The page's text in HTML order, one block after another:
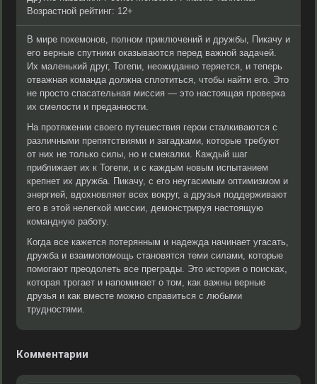
Возрастной рейтинг: 12+
В мире покемонов, полном приключений и дружбы, Пикачу и
его верные спутники оказываются перед важной задачей.
Их маленький друг, Тогепи, неожиданно теряется, и теперь
отважная команда должна сплотиться, чтобы найти его. Это
не просто спасательная миссия — это настоящая проверка
их смелости и преданности.
На протяжении своего путешествия герои сталкиваются с
различными препятствиями и загадками, которые требуют
от них не только силы, но и смекалки. Каждый шаг
приближает их к Тогепи, и с каждым новым испытанием
крепнет их дружба. Пикачу, с его неугасимым оптимизмом и
энергией, вдохновляет всех вокруг, а друзья поддерживают
его в этой нелегкой миссии, демонстрируя настоящую
командную работу.
Когда все кажется потерянным и надежда начинает угасать,
дружба и взаимопомощь становятся теми силами, которые
помогают преодолеть все преграды. Это история о поисках,
которая трогает и напоминает о том, как важны верные
друзья и как вместе можно справиться с любыми
трудностями.
Комментарии